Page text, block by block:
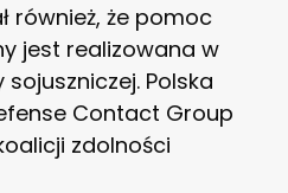
również, że pomoc
jest realizowana w
Polska
Contact Group
zdolności